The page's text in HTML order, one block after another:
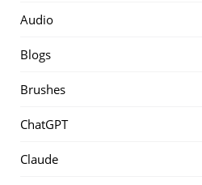
Audio
Blogs
Brushes
ChatGPT
Claude